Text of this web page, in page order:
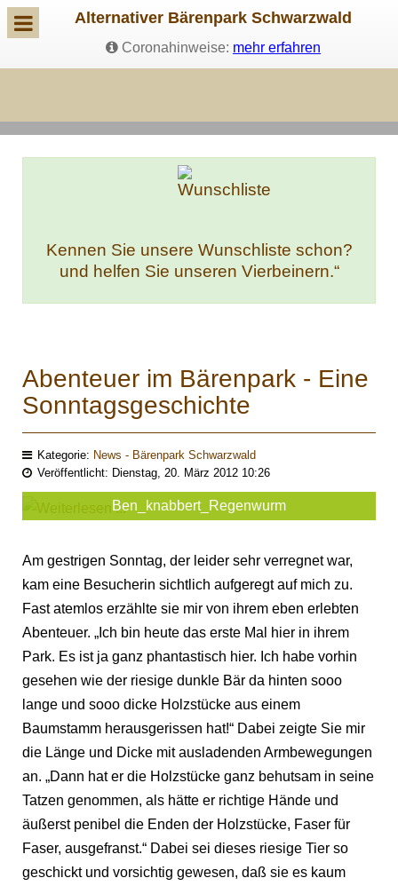
Alternativer Bärenpark Schwarzwald
Coronahinweise: mehr erfahren
Kennen Sie unsere Wunschliste schon?
und helfen Sie unseren Vierbeinern.“
Abenteuer im Bärenpark - Eine
Sonntagsgeschichte
Kategorie: News - Bärenpark Schwarzwald
Veröffentlicht: Dienstag, 20. März 2012 10:26
Ben_knabbert_Regenwurm
Am gestrigen Sonntag, der leider sehr verregnet war,
kam eine Besucherin sichtlich aufgeregt auf mich zu.
Fast atemlos erzählte sie mir von ihrem eben erlebten
Abenteuer. „Ich bin heute das erste Mal hier in ihrem
Park. Es ist ja ganz phantastisch hier. Ich habe vorhin
gesehen wie der riesige dunkle Bär da hinten sooo
lange und sooo dicke Holzstücke aus einem
Baumstamm herausgerissen hat!“ Dabei zeigte Sie mir
die Länge und Dicke mit ausladenden Armbewegungen
an. „Dann hat er die Holzstücke ganz behutsam in seine
Tatzen genommen, als hätte er richtige Hände und
äußerst penibel die Enden der Holzstücke, Faser für
Faser, ausgefranst.“ Dabei sei dieses riesige Tier so
geschickt und vorsichtig gewesen, daß sie es kaum